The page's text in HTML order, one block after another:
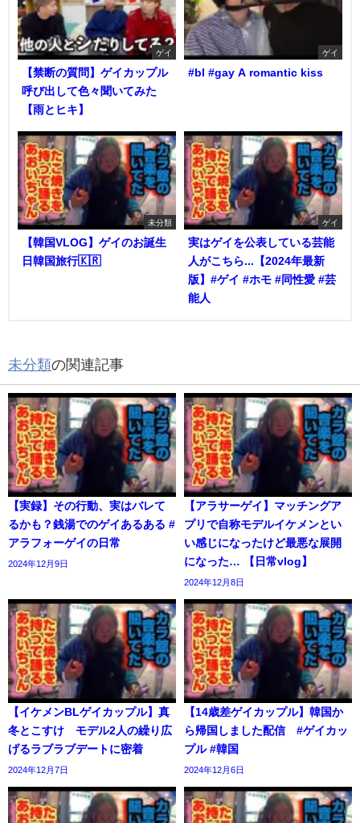
ゲイ
【禁断の質問】ゲイカップル
呼び出して色々聞いてみた
【雨とヒキ】
ゲイ
#bl #gay A romantic kiss
未分類
【韓国VLOG】ゲイのお誕生
日韓国旅行🇰🇷
ゲイ
実はゲイを公表している芸能
人がこちら...【2024年最新
版】#ゲイ #ホモ #同性愛 #芸
能人
未分類の関連記事
【実録】その行動、実はバレて
るかも？銭湯でのゲイあるある #
アラフォーゲイの日常
2024年12月9日
【アラサーゲイ】マッチングア
プリで自称モデルイケメンとい
い感じになったけど最悪な展開
になった… 【日常vlog】
2024年12月8日
【イケメンBLゲイカップル】真
冬とこすけ モデル2人の繰り広
げるラブラブデートに密着
2024年12月7日
【14歳差ゲイカップル】韓国か
ら帰国しました配信 #ゲイカッ
プル #韓国
2024年12月6日